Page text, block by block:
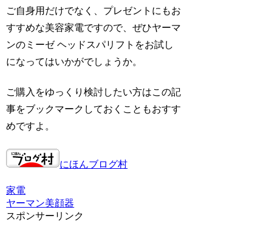
ご自身用だけでなく、プレゼントにもお
すすめな美容家電ですので、ぜひヤーマ
ンのミーゼ ヘッドスパリフトをお試し
になってはいかがでしょうか。
ご購入をゆっくり検討したい方はこの記
事をブックマークしておくこともおすす
めですよ。
にほんブログ村
家電
ヤーマン美顔器
スポンサーリンク